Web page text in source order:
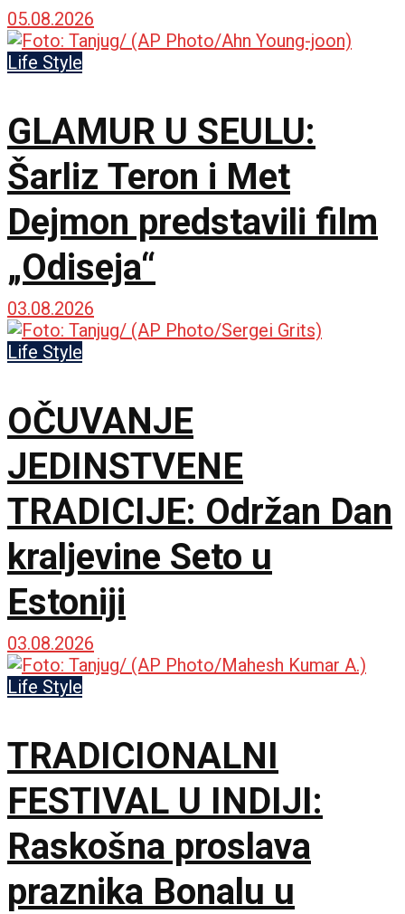
drugog veka sa
mozaicima i freskama
05.08.2026
Life Style
GLAMUR U SEULU:
Šarliz Teron i Met
Dejmon predstavili film
„Odiseja“
03.08.2026
Life Style
OČUVANJE
JEDINSTVENE
TRADICIJE: Održan Dan
kraljevine Seto u
Estoniji
03.08.2026
Life Style
TRADICIONALNI
FESTIVAL U INDIJI:
Raskošna proslava
praznika Bonalu u